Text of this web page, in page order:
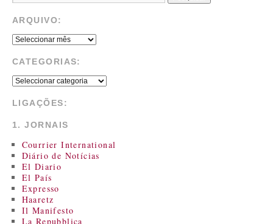
ARQUIVO:
CATEGORIAS:
LIGAÇÕES:
1. JORNAIS
Courrier International
Diário de Notícias
El Diario
El País
Expresso
Haaretz
Il Manifesto
La Repubblica